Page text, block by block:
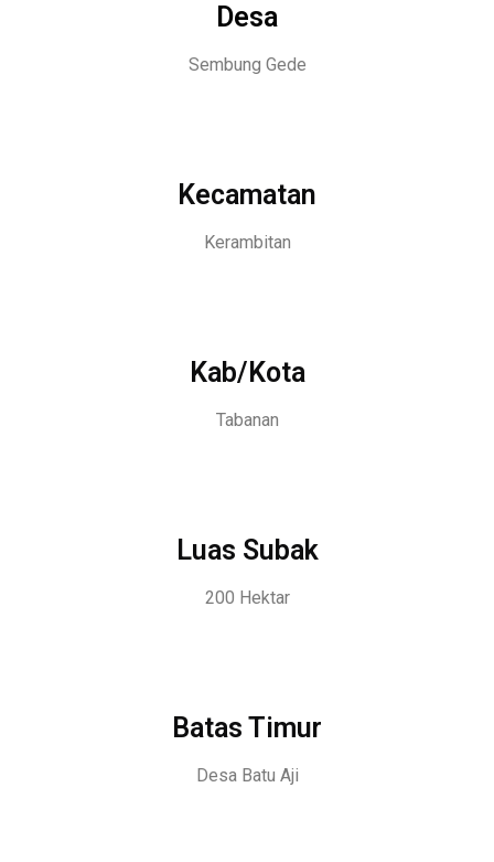
Desa
Sembung Gede
Kecamatan
Kerambitan
Kab/Kota
Tabanan
Luas Subak
200 Hektar
Batas Timur
Desa Batu Aji